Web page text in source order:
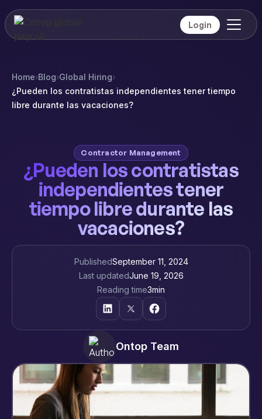
Login
Home›Blog›Global Hiring›
¿Pueden los contratistas independientes tener tiempo
libre durante las vacaciones?
Contractor Management
¿Pueden los contratistas
independientes tener
tiempo libre durante las
vacaciones?
PublishedSeptember 11, 2024
Last updatedJune 19, 2026
Reading time3min
Ontop Team